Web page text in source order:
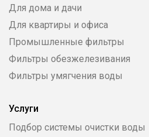
Для дома и дачи
Для квартиры и офиса
Промышленные фильтры
Фильтры обезжелезивания
Фильтры умягчения воды
Услуги
Подбор системы очистки воды